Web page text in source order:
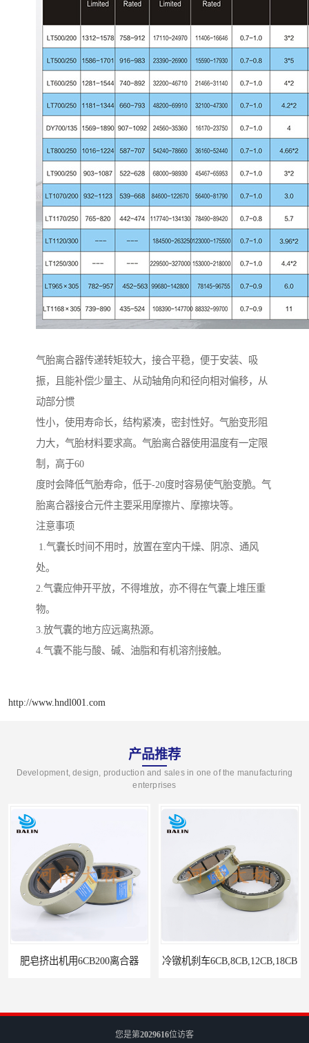
气胎离合器传递转矩较大，接合平稳，便于安装、吸
振，且能补偿少量主、从动轴角向和径向相对偏移，从
动部分惯
性小，使用寿命长，结构紧凑，密封性好。气胎变形阻
力大，气胎材料要求高。气胎离合器使用温度有一定限
制，高于60
度时会降低气胎寿命，低于-20度时容易使气胎变脆。气
胎离合器接合元件主要采用摩擦片、摩擦块等。
注意事项
1.气囊长时间不用时，放置在室内干燥、阴凉、通风
处。
2.气囊应伸开平放，不得堆放，亦不得在气囊上堆压重
物。
3.放气囊的地方应远离热源。
4.气囊不能与酸、碱、油脂和有机溶剂接触。
http://www.hndl001.com
产品推荐
Development, design, production and sales in one of the manufacturing
enterprises
冷镦机刹车6CB,8CB,12CB,18CB Airflex同等6CB200离合器
您是第2029616位访客